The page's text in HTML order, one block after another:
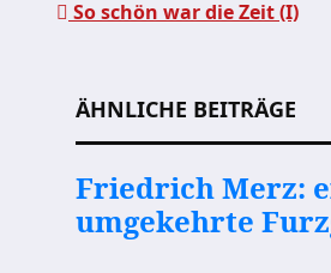
So schön war die Zeit (I)
ÄHNLICHE BEITRÄGE
Friedrich Merz:
umgekehrte